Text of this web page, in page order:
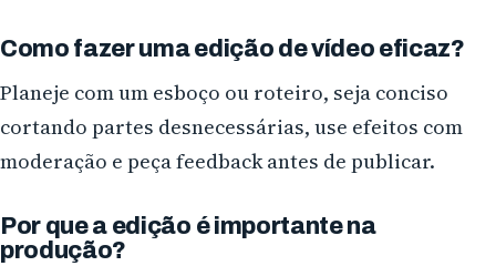
Como fazer uma edição de vídeo eficaz?
Planeje com um esboço ou roteiro, seja conciso
cortando partes desnecessárias, use efeitos com
moderação e peça feedback antes de publicar.
Por que a edição é importante na
produção?